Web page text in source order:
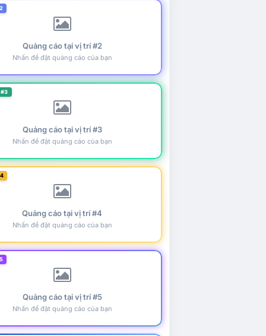
Quảng cáo tại vị trí #2
Nhấn để đặt quảng cáo của bạn
Quảng cáo tại vị trí #3
Nhấn để đặt quảng cáo của bạn
Quảng cáo tại vị trí #4
Nhấn để đặt quảng cáo của bạn
Quảng cáo tại vị trí #5
Nhấn để đặt quảng cáo của bạn